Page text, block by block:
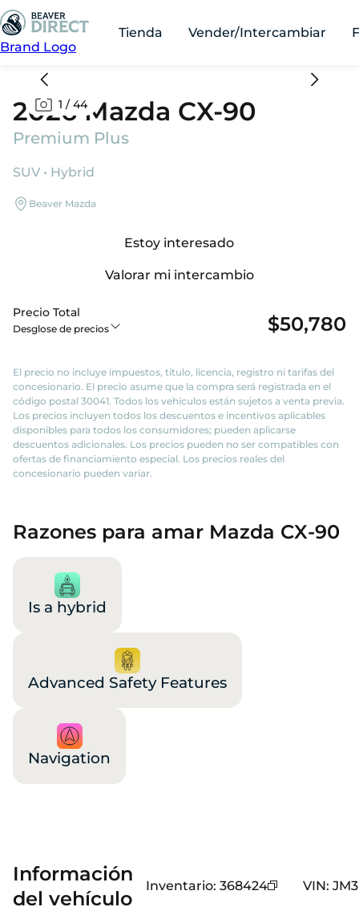
Brand Logo
Tienda Vender/Intercambiar
1 /44
2026 Mazda CX-90
Premium Plus
SUV • Hybrid
Beaver Mazda
Estoy interesado
Valorar mi intercambio
Precio Total
Desglose de precios $50,780
El precio no incluye impuestos, título, licencia, registro ni tarifas del
concesionario. El precio asume que la compra será registrada en el
código postal 30041. Todos los vehículos están sujetos a venta previa.
Los precios incluyen todos los descuentos e incentivos aplicables
disponibles para todos los consumidores; pueden aplicarse
descuentos adicionales. Los precios pueden no ser compatibles con
ofertas de financiamiento especial. Los precios reales del
concesionario pueden variar.
Razones para amar Mazda CX-90
Is a hybrid
Advanced Safety Features
Navigation
Información
del vehículo
Inventario: 368424 VIN: